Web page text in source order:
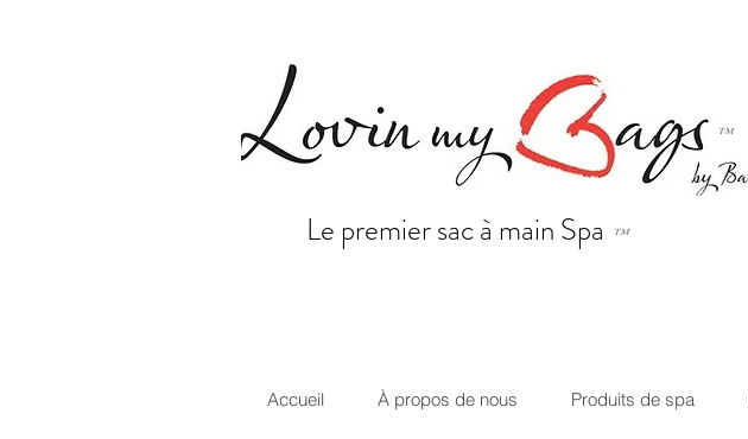
™
Le premier sac à main Spa ™
Accueil À propos de nous Produits de spa